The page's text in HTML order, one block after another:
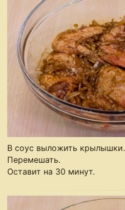
В соус выложить крылышки.
Перемешать.
Оставит на 30 минут.